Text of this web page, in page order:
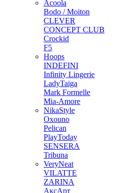
Acoola
Bodo / Moiton
CLEVER
CONCEPT CLUB
Crockid
F5
Hoops
INDEFINI
Infinity Lingerie
LadyTaiga
Mark Formelle
Mia-Amore
NikaStyle
Oxouno
Pelican
PlayToday
SENSERA
Tribuna
VeryNeat
VILATTE
ZARINA
АксАрт